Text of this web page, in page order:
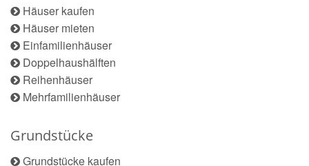
Häuser kaufen
Häuser mieten
Einfamilienhäuser
Doppelhaushälften
Reihenhäuser
Mehrfamilienhäuser
Grundstücke
Grundstücke kaufen